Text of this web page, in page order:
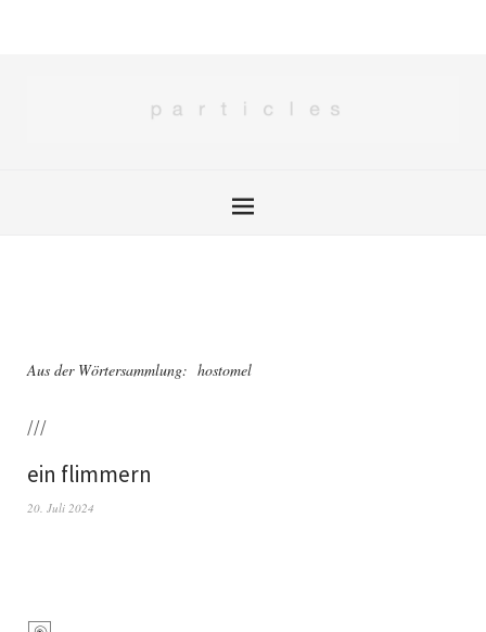
Aus der Wörtersammlung: hostomel
///
ein flimmern
20. Juli 2024